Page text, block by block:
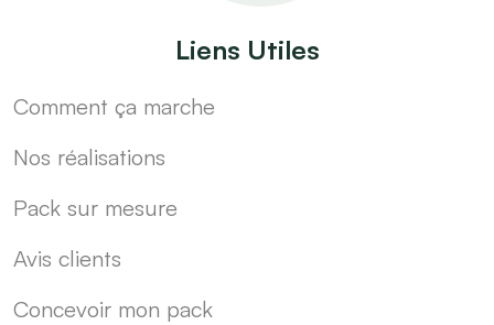
Liens Utiles
Comment ça marche
Nos réalisations
Pack sur mesure
Avis clients
Concevoir mon pack